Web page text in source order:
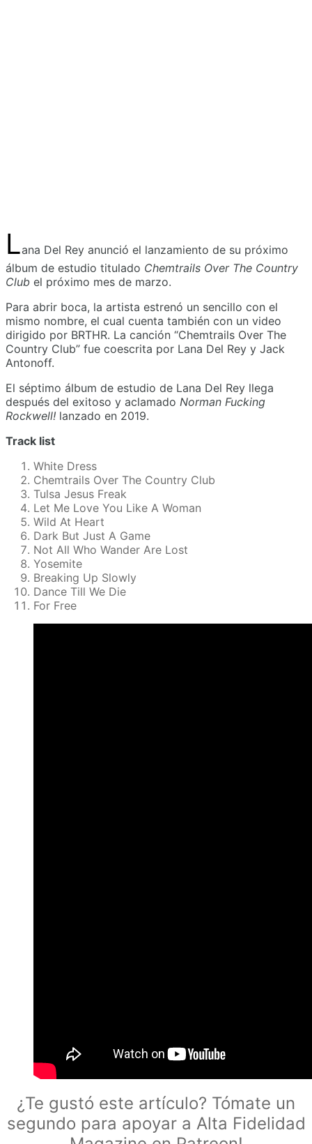
Lana Del Rey anunció el lanzamiento de su próximo
álbum de estudio titulado Chemtrails Over The Country
Club el próximo mes de marzo.
Para abrir boca, la artista estrenó un sencillo con el
mismo nombre, el cual cuenta también con un video
dirigido por BRTHR. La canción “Chemtrails Over The
Country Club” fue coescrita por Lana Del Rey y Jack
Antonoff.
El séptimo álbum de estudio de Lana Del Rey llega
después del exitoso y aclamado Norman Fucking
Rockwell! lanzado en 2019.
Track list
White Dress
Chemtrails Over The Country Club
Tulsa Jesus Freak
Let Me Love You Like A Woman
Wild At Heart
Dark But Just A Game
Not All Who Wander Are Lost
Yosemite
Breaking Up Slowly
Dance Till We Die
For Free
¿Te gustó este artículo? Tómate un
segundo para apoyar a Alta Fidelidad